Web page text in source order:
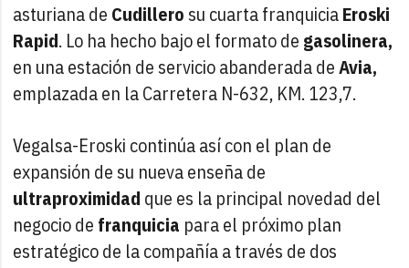
asturiana de Cudillero su cuarta franquiciaEroski
Rapid. Lo ha hecho bajo el formato de gasolinera,
en una estación de servicio abanderada deAvia,
emplazada en la Carretera N-632, KM. 123,7.
Vegalsa-Eroski continúa así con el plan de
expansión de su nueva enseña de
ultraproximidad que es la principal novedad del
negocio de franquicia para el próximo plan
estratégico de la compañía a través de dos